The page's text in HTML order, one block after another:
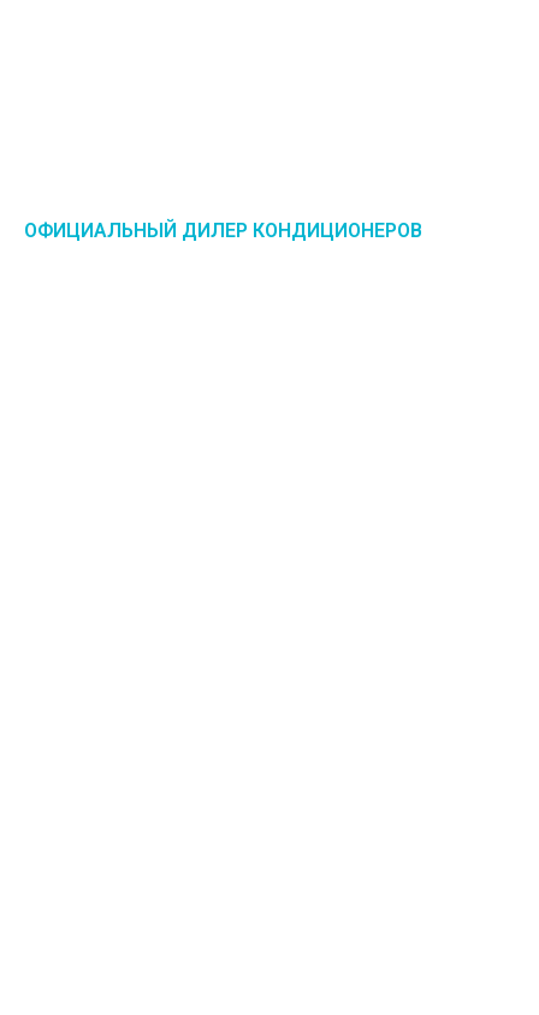
ОФИЦИАЛЬНЫЙ ДИЛЕР КОНДИЦИОНЕРОВ